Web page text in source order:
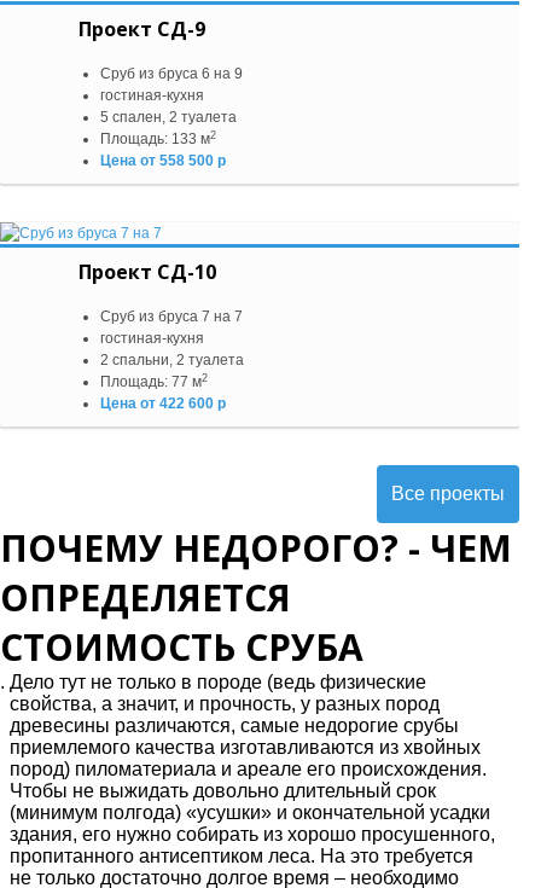
Проект СД-9
Сруб из бруса 6 на 9
гостиная-кухня
5 спален, 2 туалета
Площадь: 133 м2
Цена от 558 500 р
Проект СД-10
Сруб из бруса 7 на 7
гостиная-кухня
2 спальни, 2 туалета
Площадь: 77 м2
Цена от 422 600 р
Все проекты
ПОЧЕМУ НЕДОРОГО? - ЧЕМ
ОПРЕДЕЛЯЕТСЯ
СТОИМОСТЬ СРУБА
Дело тут не только в породе (ведь физические
свойства, а значит, и прочность, у разных пород
древесины различаются, самые недорогие срубы
приемлемого качества изготавливаются из хвойных
пород) пиломатериала и ареале его происхождения.
Чтобы не выжидать довольно длительный срок
(минимум полгода) «усушки» и окончательной усадки
здания, его нужно собирать из хорошо просушенного,
пропитанного антисептиком леса. На это требуется
не только достаточно долгое время – необходимо